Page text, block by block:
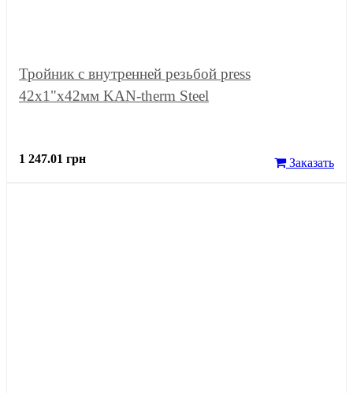
Тройник с внутренней резьбой press
42x1"x42мм KAN-therm Steel
1 247.01 грн Заказать